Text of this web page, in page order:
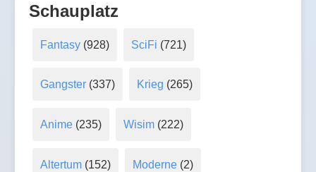
Schauplatz
Fantasy(928) SciFi (721)
Gangster(337) Krieg (265)
Anime(235) Wisim (222)
Altertum(152) Moderne (2)